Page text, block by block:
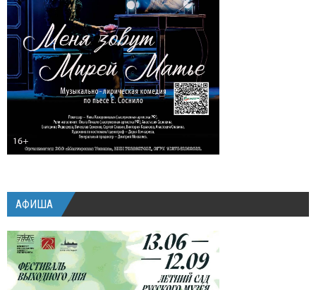
АФИША